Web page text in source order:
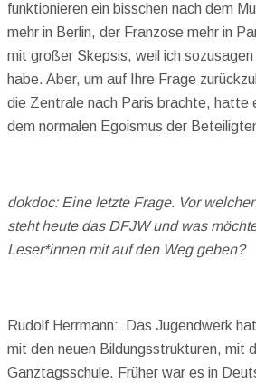
funktionieren ein bisschen nach dem
mehr in Berlin, der Franzose mehr in
mit großer Skepsis, weil ich
habe. Aber, um auf Ihre Frage
die Zentrale nach Paris brachte, hatte
dem normalen Egoismus der
dokdoc: Eine letzte Frage. Vor
steht heute das DFJW und was
Leser*innen mit auf den Weg geben?
Rudolf Herrmann: Das Jugendwerk
mit den neuen Bildungsstrukturen, mit
Ganztagsschule. Früher war es in